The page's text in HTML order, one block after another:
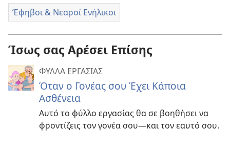
Έφηβοι & Νεαροί Ενήλικοι
Ίσως σας Αρέσει Επίσης
ΦΥΛΛΑ ΕΡΓΑΣΙΑΣ
Όταν ο Γονέας σου Έχει Κάποια
Ασθένεια
Αυτό το φύλλο εργασίας θα σε βοηθήσει να
φροντίζεις τον γονέα σου—και τον εαυτό σου.